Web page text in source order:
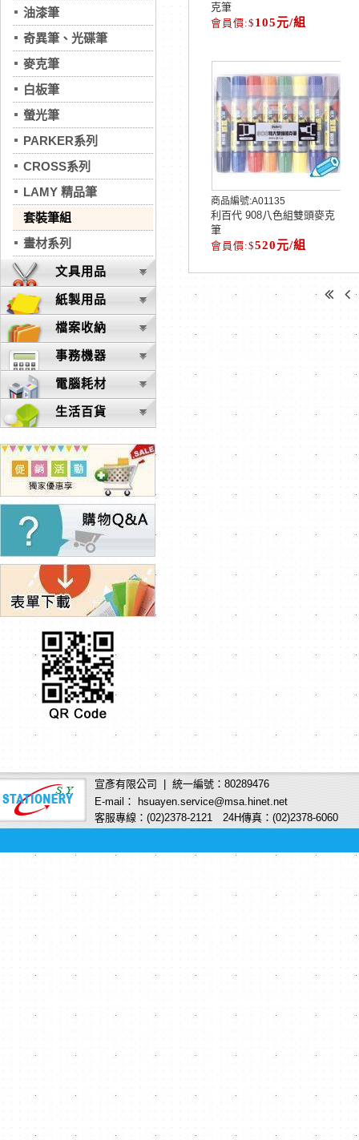
油漆筆
奇異筆、光碟筆
麥克筆
白板筆
螢光筆
PARKER系列
CROSS系列
LAMY 精品筆
套裝筆組
畫材系列
文具用品
紙製用品
檔案收納
事務機器
電腦耗材
生活百貨
克筆
105元/組
商品編號:A01135
利百代 908八色組雙頭麥克
筆
520元/組
宣彥有限公司 | 統一編號：80289476
E-mail： hsuayen.service@msa.hinet.net
客服專線：(02)2378-2121 24H傳真：(02)2378-6060